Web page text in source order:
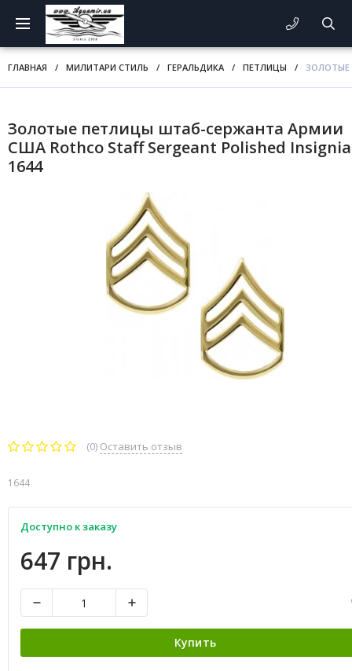
ГЛАВНАЯ / МИЛИТАРИ СТИЛЬ / ГЕРАЛЬДИКА / ПЕТЛИЦЫ / ЗОЛОТЫЕ
Золотые петлицы штаб-сержанта Армии
США Rothco Staff Sergeant Polished Insignia
1644
(0) Оставить отзыв
1644
Доступно к заказу
647 грн.
Купить